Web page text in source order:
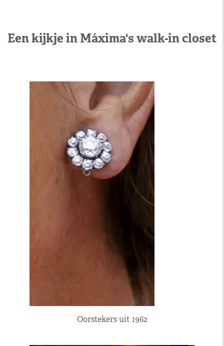
Een kijkje in Máxima's walk-in closet
Oorstekers uit 1962